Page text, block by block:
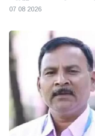
07 08 2026